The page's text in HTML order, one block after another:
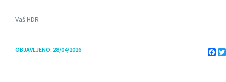
Vaš HDR
OBJAVLJENO: 28/04/2026